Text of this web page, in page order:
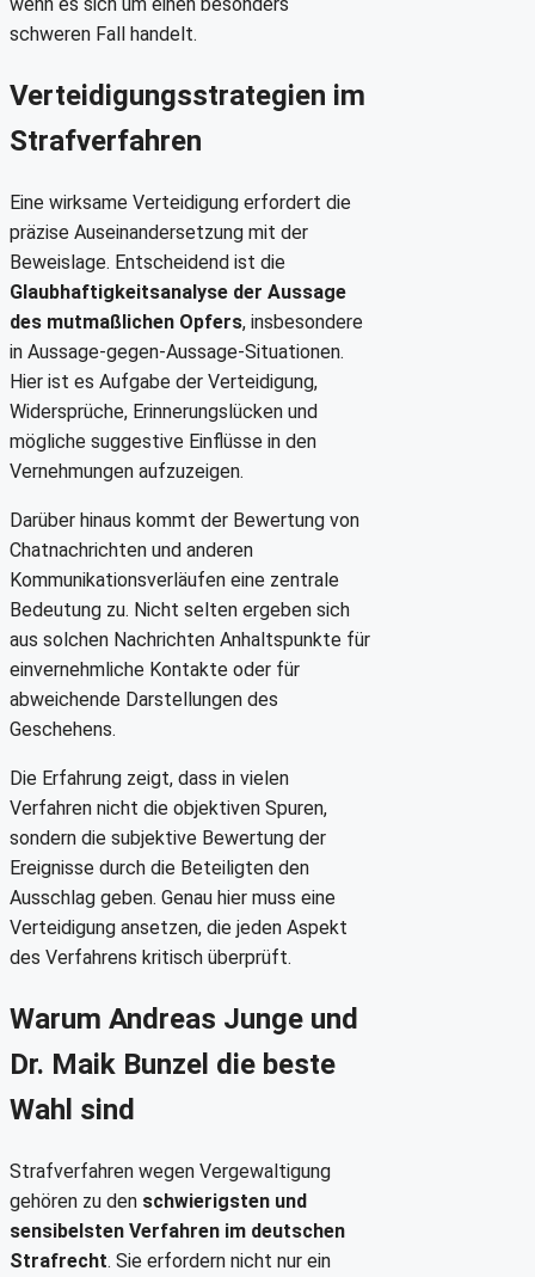
schweren Fall handelt.
Verteidigungsstrategien im
Strafverfahren
Eine wirksame Verteidigung erfordert die
präzise Auseinandersetzung mit der
Beweislage. Entscheidend ist die
Glaubhaftigkeitsanalyse der Aussage
des mutmaßlichen Opfers, insbesondere
in Aussage-gegen-Aussage-Situationen.
Hier ist es Aufgabe der Verteidigung,
Widersprüche, Erinnerungslücken und
mögliche suggestive Einflüsse in den
Vernehmungen aufzuzeigen.
Darüber hinaus kommt der Bewertung von
Chatnachrichten und anderen
Kommunikationsverläufen eine zentrale
Bedeutung zu. Nicht selten ergeben sich
aus solchen Nachrichten Anhaltspunkte für
einvernehmliche Kontakte oder für
abweichende Darstellungen des
Geschehens.
Die Erfahrung zeigt, dass in vielen
Verfahren nicht die objektiven Spuren,
sondern die subjektive Bewertung der
Ereignisse durch die Beteiligten den
Ausschlag geben. Genau hier muss eine
Verteidigung ansetzen, die jeden Aspekt
des Verfahrens kritisch überprüft.
Warum Andreas Junge und
Dr. Maik Bunzel die beste
Wahl sind
Strafverfahren wegen Vergewaltigung
gehören zu den schwierigsten und
sensibelsten Verfahren im deutschen
Strafrecht. Sie erfordern nicht nur ein